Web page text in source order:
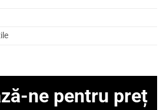
ne pentru preț